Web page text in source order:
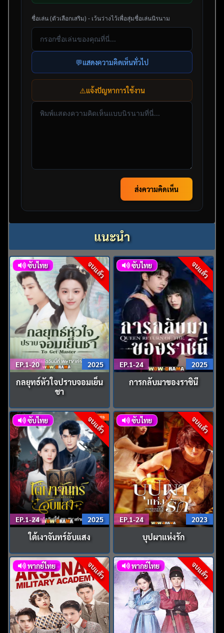
ชื่อเล่น (ตัวเลือกเสริม) - เว้นว่างไว้เพื่อสุ่มชื่อเล่นนิรนาม
💬แสดงความคิดเห็นทั่วไป
⚠️แจ้งปัญหาการใช้งาน
ส่งความคิดเห็น
แนะนำ
จบแล้ว
ซับไทย
EP.1-20 2025
กลยุทธ์หัวใจปราบจอมเย็น
ชา
จบแล้ว
ซับไทย
EP.1-24 2025
การกลับมาของราชินี
จบแล้ว
ซับไทย
EP.1-24 2025
ใต้เงาจันทร์อับแสง
จบแล้ว
ซับไทย
EP.1-24 2023
บุปผาแห่งรัก
จบแล้ว
พากย์ไทย จบแล้ว
พากย์ไทย